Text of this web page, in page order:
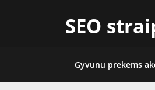
SEO
Gyvunu prekems